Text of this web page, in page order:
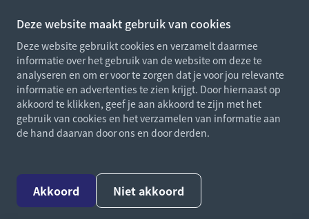
Deze website maakt gebruik van cookies
Deze website gebruikt cookies en verzamelt daarmee
informatie over het gebruik van de website om deze te
analyseren en om er voor te zorgen dat je voor jou relevante
informatie en advertenties te zien krijgt. Door hiernaast op
akkoord te klikken, geef je aan akkoord te zijn met het
gebruik van cookies en het verzamelen van informatie aan
de hand daarvan door ons en door derden.
Akkoord Niet akkoord